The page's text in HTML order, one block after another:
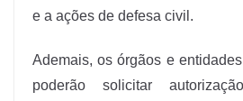
e a ações de defesa civil.
Ademais, os órgãos e
poderão solicitar